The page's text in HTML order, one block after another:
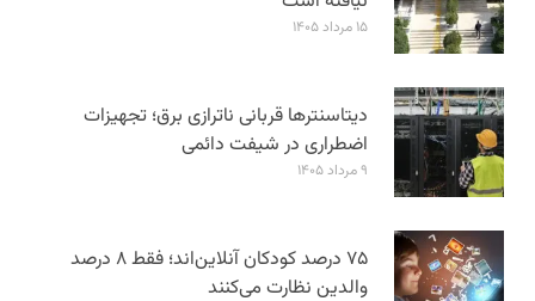
۱۵ مرداد ۱۴۰۵
دیتاسنترها قربانی ناترازی برق؛ تجهیزات
اضطراری در شیفت دائمی
۹ مرداد ۱۴۰۵
۷۵ درصد کودکان آنلاین‌اند؛ فقط ۸ درصد
والدین نظارت می‌کنند